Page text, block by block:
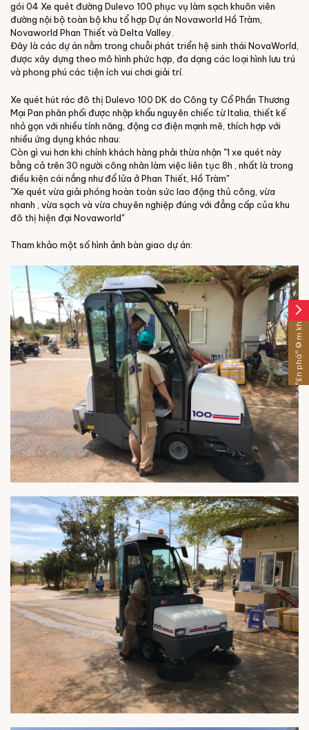
gói 04 Xe quét đường Dulevo 100 phục vụ làm sạch khuôn viên
đường nội bộ toàn bộ khu tổ hợp Dự án Novaworld Hồ Tràm,
Novaworld Phan Thiết và Delta Valley.
Đây là các dự án nằm trong chuỗi phát triển hệ sinh thái NovaWorld,
được xây dựng theo mô hình phức hợp, đa dạng các loại hình lưu trú
và phong phú các tiện ích vui chơi giải trí.
Xe quét hút rác đô thị Dulevo 100 DK do Công ty Cổ Phần Thương
Mại Pan phân phối được nhập khẩu nguyên chiếc từ Italia, thiết kế
nhỏ gọn với nhiều tính năng, động cơ điện mạnh mẽ, thích hợp với
nhiều ứng dụng khác nhau:
Còn gì vui hơn khi chính khách hàng phải thừa nhận "1 xe quét này
bằng cả trên 30 người công nhân làm việc liên tục 8h , nhất là trong
điều kiện cái nắng như đổ lửa ở Phan Thiết, Hồ Tràm"
"Xe quét vừa giải phóng hoàn toàn sức lao động thủ công, vừa
nhanh , vừa sạch và vừa chuyên nghiệp đúng với đẳng cấp của khu
đô thị hiện đại Novaworld"
Tham khảo một số hình ảnh bàn giao dự án:
arrow_forward_ios
Sáº£n pháº©m khÃ¡c